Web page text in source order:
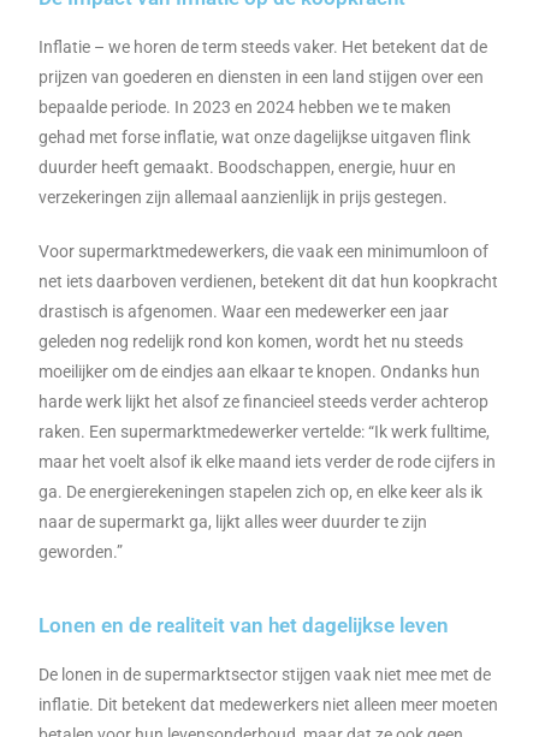
Inflatie – we horen de term steeds vaker. Het betekent dat de
prijzen van goederen en diensten in een land stijgen over een
bepaalde periode. In 2023 en 2024 hebben we te maken
gehad met forse inflatie, wat onze dagelijkse uitgaven flink
duurder heeft gemaakt. Boodschappen, energie, huur en
verzekeringen zijn allemaal aanzienlijk in prijs gestegen.
Voor supermarktmedewerkers, die vaak een minimumloon of
net iets daarboven verdienen, betekent dit dat hun koopkracht
drastisch is afgenomen. Waar een medewerker een jaar
geleden nog redelijk rond kon komen, wordt het nu steeds
moeilijker om de eindjes aan elkaar te knopen. Ondanks hun
harde werk lijkt het alsof ze financieel steeds verder achterop
raken. Een supermarktmedewerker vertelde: “Ik werk fulltime,
maar het voelt alsof ik elke maand iets verder de rode cijfers in
ga. De energierekeningen stapelen zich op, en elke keer als ik
naar de supermarkt ga, lijkt alles weer duurder te zijn
geworden.”
Lonen en de realiteit van het dagelijkse leven
De lonen in de supermarktsector stijgen vaak niet mee met de
inflatie. Dit betekent dat medewerkers niet alleen meer moeten